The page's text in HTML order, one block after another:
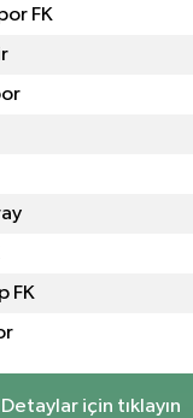
FK
FK
Detaylar için tıklayın